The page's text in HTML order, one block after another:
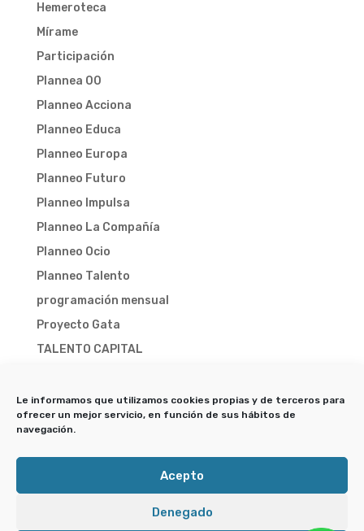
Le informamos que utilizamos cookies propias y de terceros para
ofrecer un mejor servicio, en función de sus hábitos de
navegación.
Acepto
Denegado
Hemeroteca
Mírame
Participación
Plannea 00
Planneo Acciona
Planneo Educa
Planneo Europa
Planneo Futuro
Planneo Impulsa
Planneo La Compañía
Planneo Ocio
Planneo Talento
programación mensual
Proyecto Gata
TALENTO CAPITAL
TALENTO CAPITAL 2026
Trampa-X